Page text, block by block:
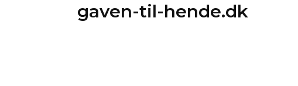
gaven-til-hende.dk